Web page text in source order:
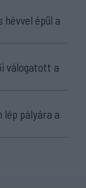
hévvel épül a
válogatott a
lép pályára a